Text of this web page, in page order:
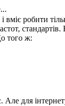
вміє робити
стандартів.
того ж:
для